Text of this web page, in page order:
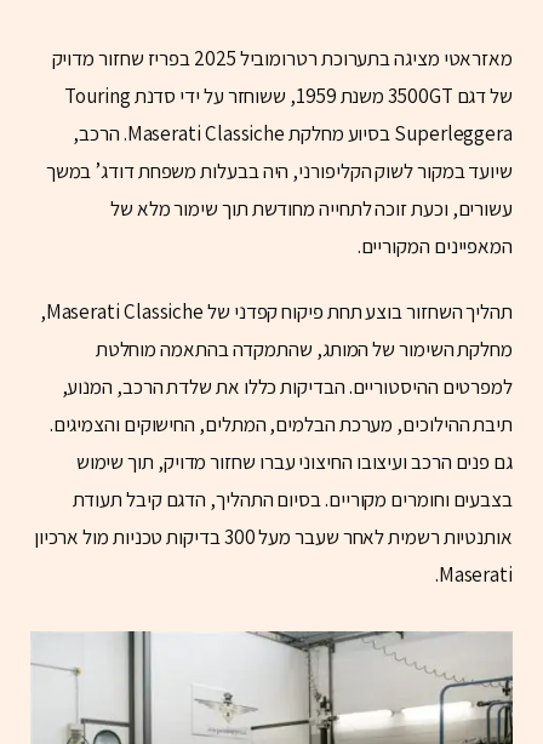
מאזראטי מציגה בתערוכת רטרומוביל 2025 בפריז שחזור מדויק
של דגם 3500GT משנת 1959, ששוחזר על ידי סדנת Touring
Superleggera בסיוע מחלקת Maserati Classiche. הרכב,
שיועד במקור לשוק הקליפורני, היה בבעלות משפחת דודג’ במשך
עשורים, וכעת זוכה לתחייה מחודשת תוך שימור מלא של
המאפיינים המקוריים.
תהליך השחזור בוצע תחת פיקוח קפדני של Maserati Classiche,
מחלקת השימור של המותג, שהתמקדה בהתאמה מוחלטת
למפרטים ההיסטוריים. הבדיקות כללו את שלדת הרכב, המנוע,
תיבת ההילוכים, מערכת הבלמים, המתלים, החישוקים והצמיגים.
גם פנים הרכב ועיצובו החיצוני עברו שחזור מדויק, תוך שימוש
בצבעים וחומרים מקוריים. בסיום התהליך, הדגם קיבל תעודת
אותנטיות רשמית לאחר שעבר מעל 300 בדיקות טכניות מול ארכיון
Maserati.